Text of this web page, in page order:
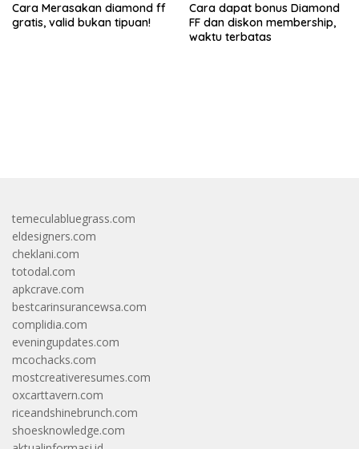
Cara Merasakan diamond ff
gratis, valid bukan tipuan!
Cara dapat bonus Diamond
FF dan diskon membership,
waktu terbatas
temeculabluegrass.com
eldesigners.com
cheklani.com
totodal.com
apkcrave.com
bestcarinsurancewsa.com
complidia.com
eveningupdates.com
mcochacks.com
mostcreativeresumes.com
oxcarttavern.com
riceandshinebrunch.com
shoesknowledge.com